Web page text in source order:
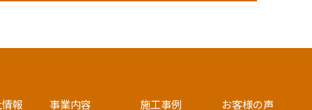
報 事業内容 施工事例 お客様の声